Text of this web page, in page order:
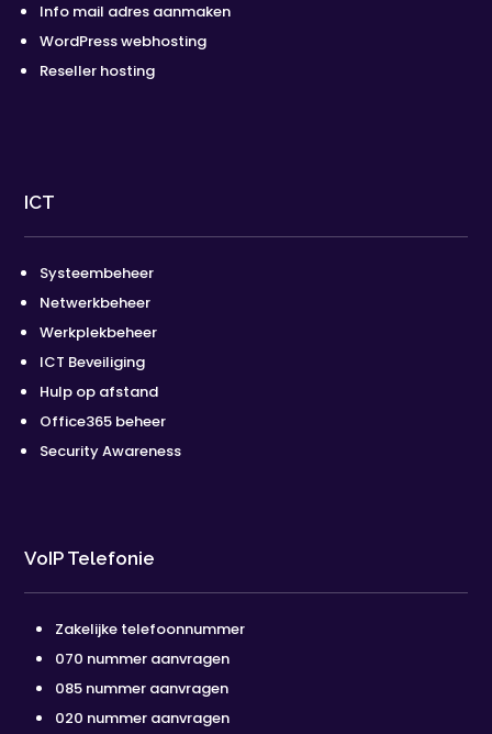
Info mail adres aanmaken
WordPress webhosting
Reseller hosting
ICT
Systeembeheer
Netwerkbeheer
Werkplekbeheer
ICT Beveiliging
Hulp op afstand
Office365 beheer
Security Awareness
VoIP Telefonie
Zakelijke telefoonnummer
070 nummer aanvragen
085 nummer aanvragen
020 nummer aanvragen